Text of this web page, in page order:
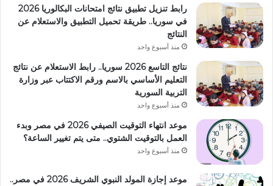
رابط تنزيل تطبيق نتائج امتحانات البكالوريا 2026
في سوريا.. طريقة تحميل التطبيق والاستعلام عن
النتائج
منذ أسبوع واحد
نتائج التاسع 2026 سوريا.. رابط الاستعلام عن نتائج
التعليم الأساسي بالاسم ورقم الاكتتاب عبر وزارة
التربية السورية
منذ أسبوع واحد
موعد انتهاء التوقيت الصيفي 2026 في مصر وبدء
العمل بالتوقيت الشتوي.. متى يتم تغيير الساعة؟
منذ أسبوع واحد
موعد إجازة المولد النبوي الشريف 2026 في مصر..